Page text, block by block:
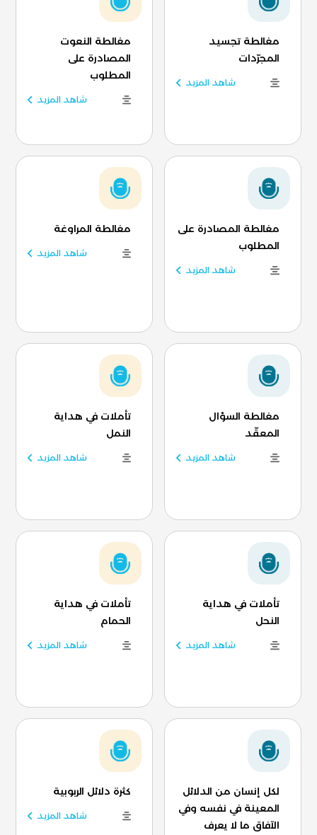
مغالطة تجسيد
المجرّدات
شاهد المزيد
مغالطة النعوت
المصادرة على
المطلوب
شاهد المزيد
مغالطة المصادرة على
المطلوب
شاهد المزيد
مغالطة المراوغة
شاهد المزيد
مغالطة السؤال
المعقّد
شاهد المزيد
تأملات في هداية
النمل
شاهد المزيد
تأملات في هداية
النحل
شاهد المزيد
تأملات في هداية
الحمام
شاهد المزيد
لكل إنسان من الدلائل
المعينة في نفسه وفي
الآفاق ما لا يعرف
كثرة دلائل الربوبية
شاهد المزيد